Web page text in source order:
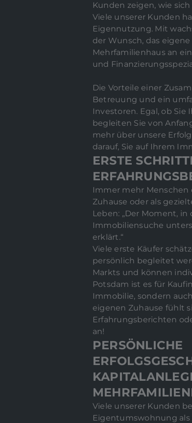
Kunden zeigen, wie
Viele unserer Kunden
Eigennutzung. Mit
der Wunsch, das
Mehrfamilienhaus an
und
Die Vorteile einer
Betreuung und ein
Investoren. Egal, ob
begleiten Sie von
mehr über unsere
darauf, Sie auf Ihrem
ERSTE
Immer mehr Menschen
Zuhause oder als
Leben: „Der Moment,
Immobiliensuche
erklärt.“
Viele erste Käufer
persönlich begleitet
Markts und können
Potsdam ist es für
Immobilie, sondern
eigenen Zuhause fühlt
Erfahrungsberichten
an!
PERSÖNLICHE
Viele unserer Kunden
Eigentumswohnung